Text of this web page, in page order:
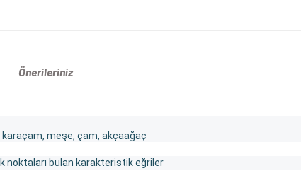
Önerileriniz
meşe, çam, akçaağaç
noktaları bulan karakteristik eğriler